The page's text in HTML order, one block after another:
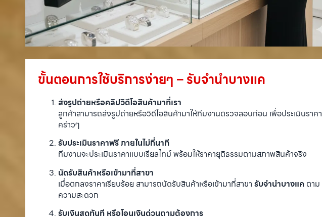
ขั้นตอนการใช้บริการง่ายๆ – รับจำนำบางแค
ส่งรูปถ่ายหรือคลิปวิดีโอสินค้ามาที่เรา
ลูกค้าสามารถส่งรูปถ่ายหรือวิดีโอสินค้ามาให้ทีมงานตรวจสอบก่อน เพื่อประเมินราคา
คร่าวๆ
รับประเมินราคาฟรี ภายในไม่กี่นาที
ทีมงานจะประเมินราคาแบบเรียลไทม์ พร้อมให้ราคายุติธรรมตามสภาพสินค้าจริง
นัดรับสินค้าหรือเข้ามาที่สาขา
เมื่อตกลงราคาเรียบร้อย สามารถนัดรับสินค้าหรือเข้ามาที่สาขา รับจำนำบางแค ตาม
ความสะดวก
รับเงินสดทันที หรือโอนเงินด่วนตามต้องการ